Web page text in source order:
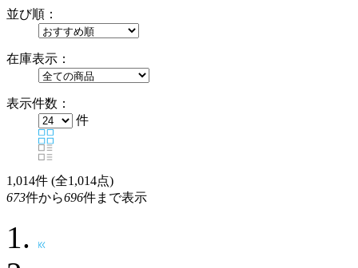
並び順：
在庫表示：
表示件数：
件
1,014件 (全1,014点)
673件から696件まで表示